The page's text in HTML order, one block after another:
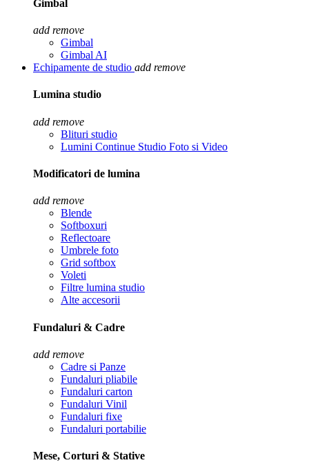
Gimbal
add remove
Gimbal
Gimbal AI
Echipamente de studio add remove
Lumina studio
add remove
Blituri studio
Lumini Continue Studio Foto si Video
Modificatori de lumina
add remove
Blende
Softboxuri
Reflectoare
Umbrele foto
Grid softbox
Voleti
Filtre lumina studio
Alte accesorii
Fundaluri & Cadre
add remove
Cadre si Panze
Fundaluri pliabile
Fundaluri carton
Fundaluri Vinil
Fundaluri fixe
Fundaluri portabilie
Mese, Corturi & Stative